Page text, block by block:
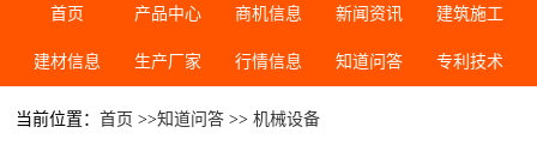
首页 产品中心 商机信息 新闻资讯 建筑施工
建材信息 生产厂家 行情信息 知道问答 专利技术
当前位置：首页 >>知道问答 >>机械设备